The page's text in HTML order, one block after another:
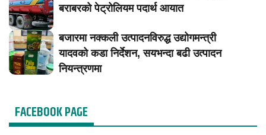
बराबरको पेट्रोलियम पदार्थ आयात
बजारमा नक्कली उत्पादनविरुद्ध उद्योगमन्त्री
यादवको कडा निर्देशन, सयभन्दा बढी उत्पादन
नियन्त्रणमा
FACEBOOK PAGE